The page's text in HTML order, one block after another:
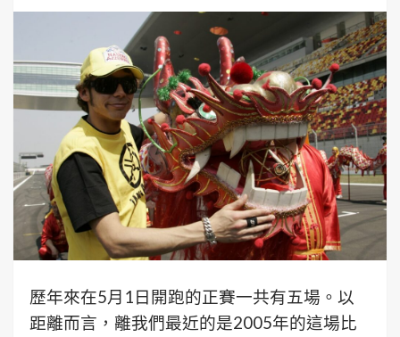
歷年來在5月1日開跑的正賽一共有五場。以
距離而言，離我們最近的是2005年的這場比